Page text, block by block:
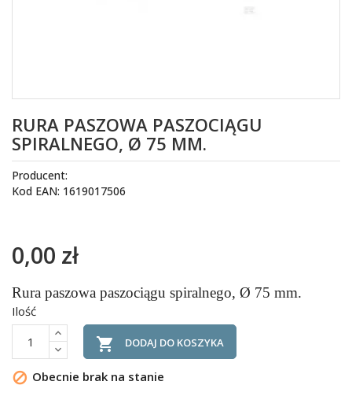
RURA PASZOWA PASZOCIĄGU
SPIRALNEGO, Ø 75 MM.
Producent:
Kod EAN: 1619017506
0,00 zł
Rura paszowa paszociągu spiralnego, Ø 75 mm.
Ilość
 DODAJ DO KOSZYKA
 Obecnie brak na stanie